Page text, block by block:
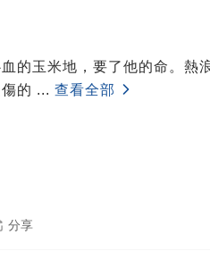
的玉米地，要了他的命。熱
的 ... 查看全部
分享